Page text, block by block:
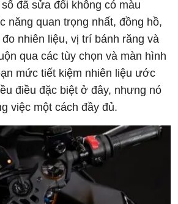
đã sửa đổi không có màu
năng quan trọng nhất, đồng hồ,
nhiên liệu, vị trí bánh răng và
qua các tùy chọn và màn hình
mức tiết kiệm nhiên liệu ước
điều đặc biệt ở đây, nhưng nó
việc một cách đầy đủ.